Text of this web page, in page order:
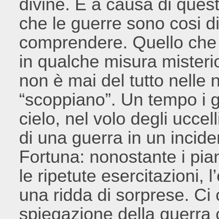
divine. È a causa di
che le guerre sono cosi
comprendere. Quello
in qualche misura
non è mai del tutto nelle
“scoppiano”. Un tempo i
cielo, nel volo degli
di una guerra in un
Fortuna: nonostante i
le ripetute esercitazioni,
una ridda di sorprese. Ci
spiegazione della